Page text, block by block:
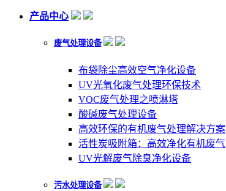
产品中心
废气处理设备
布袋除尘高效空气净化设备
UV光氧化废气处理环保技术
VOC废气处理之喷淋塔
酸碱废气处理设备
高效环保的有机废气处理解决方案
活性炭吸附箱：高效净化有机废气
UV光解废气除臭净化设备
污水处理设备